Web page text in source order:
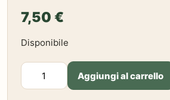
7,50 €
Disponibile
Bunny
-
Aggiungi al carrello